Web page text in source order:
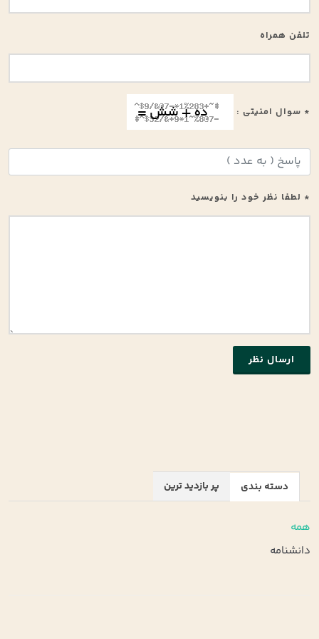
تلفن همراه
* سوال امنیتی :
* لطفا نظر خود را بنویسید
ارسال نظر
دسته بندی پر بازدید ترین
همه
دانشنامه